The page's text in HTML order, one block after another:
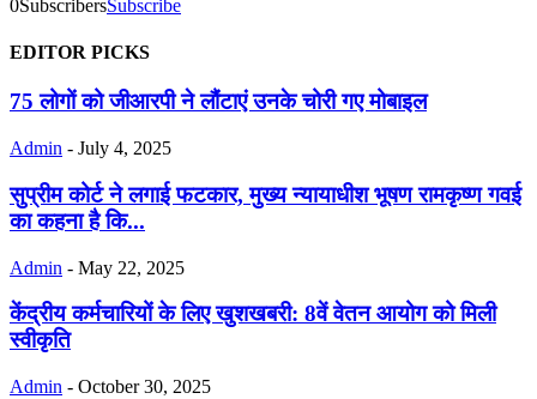
0SubscribersSubscribe
EDITOR PICKS
75 लोगों को जीआरपी ने लौंटाएं उनके चोरी गए मोबाइल
Admin - July 4, 2025
सुप्रीम कोर्ट ने लगाई फटकार, मुख्य न्यायाधीश भूषण रामकृष्ण गवई
का कहना है कि...
Admin - May 22, 2025
केंद्रीय कर्मचारियों के लिए खुशखबरी: 8वें वेतन आयोग को मिली
स्वीकृति
Admin - October 30, 2025